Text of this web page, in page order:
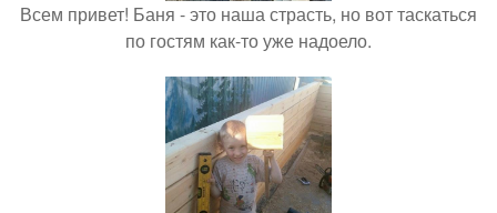
Всем привет! Баня - это наша страсть, но вот таскаться
по гостям как-то уже надоело.